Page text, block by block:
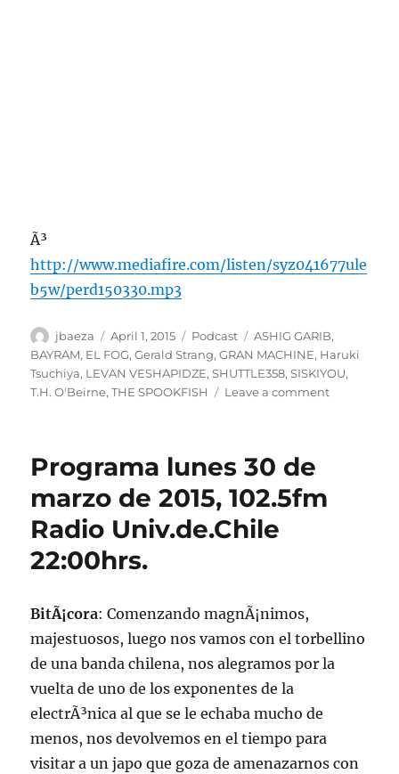
Ã³
http://www.mediafire.com/listen/syz041677ule
b5w/perd150330.mp3
Author
jbaeza
Posted
on
April 1, 2015 Categories
Podcast Tags
ASHIG GARIB,
BAYRAM, EL FOG,Gerald Strang,GRAN MACHINE, Haruki
Tsuchiya, LEVAN VESHAPIDZE,SHUTTLE358,SISKIYOU,
T.H. O'Beirne,THE SPOOKFISH Leave a commenton
Programa lunes 30 de
marzo de 2015, 102.5fm
Radio Univ.de.Chile
22:00hrs.
BitÃ¡cora: Comenzando magnÃ¡nimos,
majestuosos, luego nos vamos con el torbellino
de una banda chilena, nos alegramos por la
vuelta de uno de los exponentes de la
electrÃ³nica al que se le echaba mucho de
menos, nos devolvemos en el tiempo para
visitar a un japo que goza de amenazarnos con